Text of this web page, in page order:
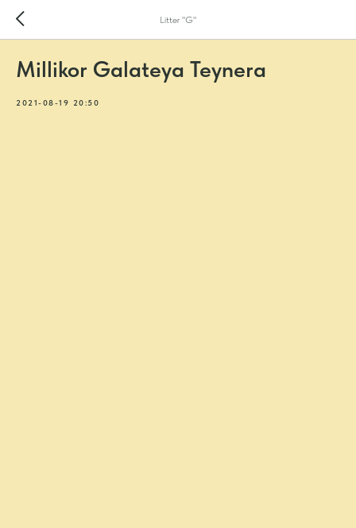
Litter "G"
Millikor Galateya Teynera
2021-08-19 20:50